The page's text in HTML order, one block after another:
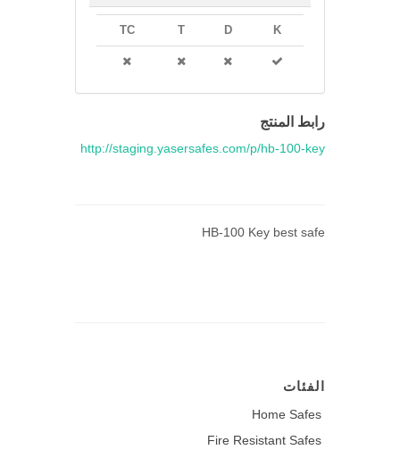
K
D
T
TC
رابط المنتج
http://staging.yasersafes.com/p/hb-100-key
HB-100 Key best safe
الفئات
Home Safes
Fire Resistant Safes